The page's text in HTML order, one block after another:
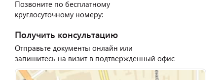
Позвоните по бесплатному
круглосуточному номеру:
Получить консультацию
Отправьте документы онлайн или
запишитесь на визит в подтвержденный офис